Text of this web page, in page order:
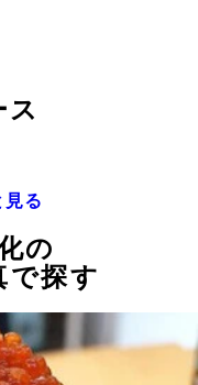
ス
見る
の
で探す